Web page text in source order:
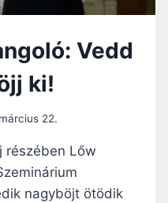
Vedd
ki!
22.
részében Lőw
nagyböjt ötödik